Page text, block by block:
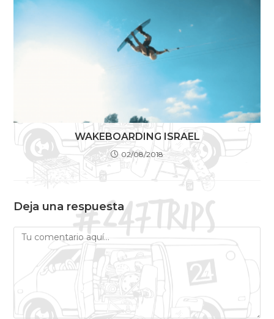
WAKEBOARDING ISRAEL
02/08/2018
Deja una respuesta